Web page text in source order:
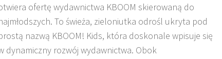
ofertę wydawnictwa KBOOM skierowaną do
To świeża, zieloniutka odrośl ukryta pod
nazwą KBOOM! Kids, która doskonale wpisuje się
dynamiczny rozwój wydawnictwa. Obok